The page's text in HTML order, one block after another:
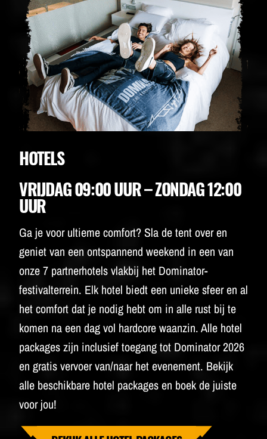
HOTELS
VRIJDAG 09:00 UUR – ZONDAG 12:00
UUR
Ga je voor ultieme comfort? Sla de tent over en
geniet van een ontspannend weekend in een van
onze 7 partnerhotels vlakbij het Dominator-
festivalterrein. Elk hotel biedt een unieke sfeer en al
het comfort dat je nodig hebt om in alle rust bij te
komen na een dag vol hardcore waanzin. Alle hotel
packages zijn inclusief toegang tot Dominator 2026
en gratis vervoer van/naar het evenement. Bekijk
alle beschikbare hotel packages en boek de juiste
voor jou!